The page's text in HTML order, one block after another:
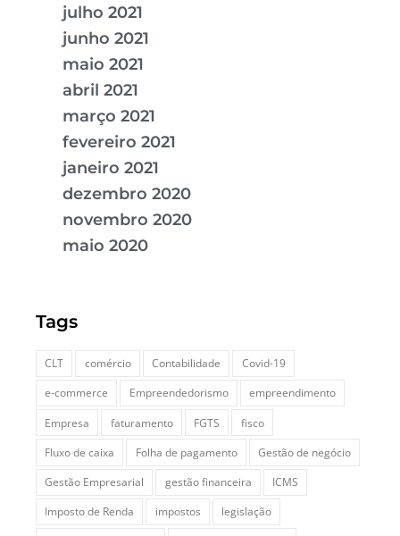
julho 2021
junho 2021
maio 2021
abril 2021
março 2021
fevereiro 2021
janeiro 2021
dezembro 2020
novembro 2020
maio 2020
Tags
CLT comércio Contabilidade
Covid-19
e-commerce
Empreendedorismo
empreendimento
Empresa
faturamento FGTS
fisco
Fluxo de caixa
Folha de pagamento
Gestão de negócio
Gestão Empresarial
gestão financeira
ICMS
Imposto de Renda
impostos
legislação